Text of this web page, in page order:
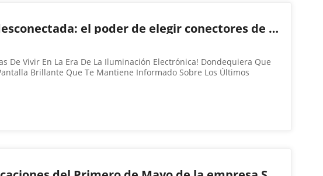
Sabiduría desconectada: el poder de elegir conectores de calidad para sus mazos de cables
De Vivir En La Era De La Iluminación Electrónica! Dondequiera Que
Brillante Que Te Mantiene Informado Sobre Los Últimos
Lo Que Mueve A Estas Maravillas Elec...